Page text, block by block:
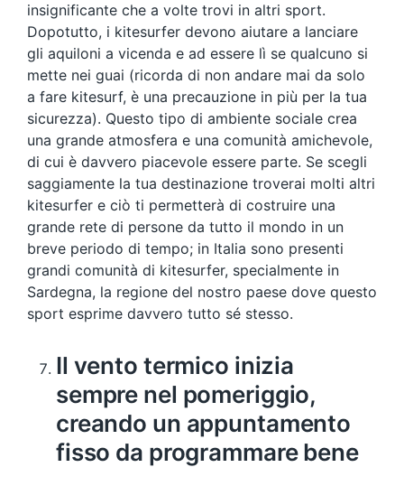
insignificante che a volte trovi in ​​altri sport.
Dopotutto, i kitesurfer devono aiutare a lanciare
gli aquiloni a vicenda e ad essere lì se qualcuno si
mette nei guai (ricorda di non andare mai da solo
a fare kitesurf, è una precauzione in più per la tua
sicurezza). Questo tipo di ambiente sociale crea
una grande atmosfera e una comunità amichevole,
di cui è davvero piacevole essere parte. Se scegli
saggiamente la tua destinazione troverai molti altri
kitesurfer e ciò ti permetterà di costruire una
grande rete di persone da tutto il mondo in un
breve periodo di tempo; in Italia sono presenti
grandi comunità di kitesurfer, specialmente in
Sardegna, la regione del nostro paese dove questo
sport esprime davvero tutto sé stesso.
Il vento termico inizia
sempre nel pomeriggio,
creando un appuntamento
fisso da programmare bene